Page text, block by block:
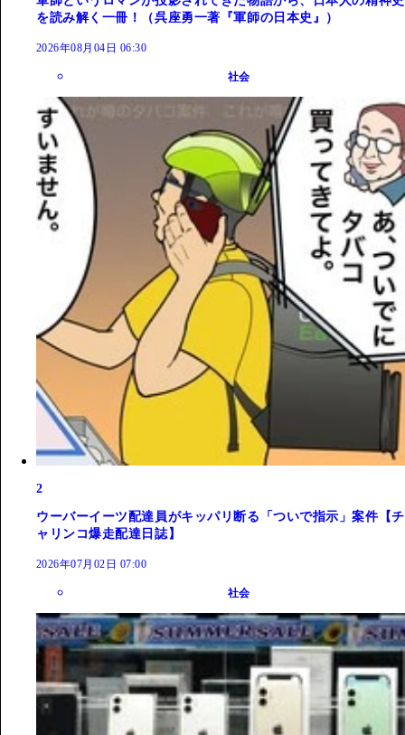
を読み解く一冊！（呉座勇一著『軍師の日本史』）
2026年08月04日 06:30
社会
2
ウーバーイーツ配達員がキッパリ断る「ついで指示」案件【チ
ャリンコ爆走配達日誌】
2026年07月02日 07:00
社会